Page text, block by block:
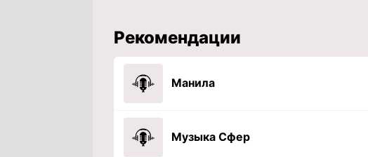
Рекомендации
Манила
Музыка Сфер